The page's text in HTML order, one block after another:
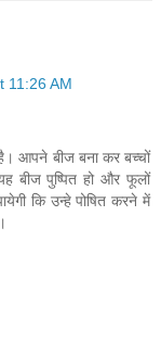
11:26 AM
आपने बीज बना कर बच्चों
बीज पुष्पित हो और फूलों
कि उन्हे पोषित करने में